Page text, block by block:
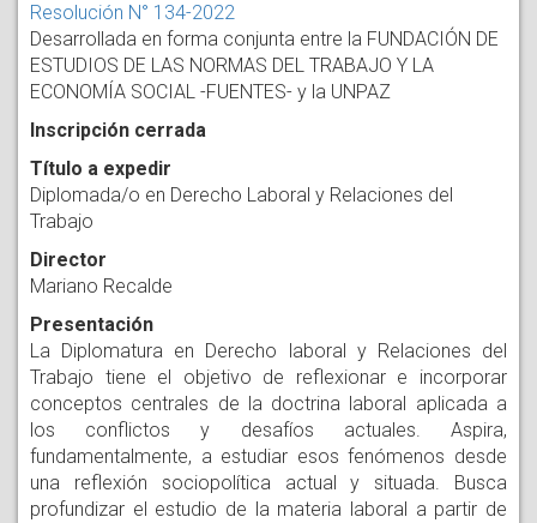
Resolución N° 134-2022
Desarrollada en forma conjunta entre la FUNDACIÓN DE
ESTUDIOS DE LAS NORMAS DEL TRABAJO Y LA
ECONOMÍA SOCIAL -FUENTES- y la UNPAZ
Inscripción cerrada
Título a expedir
Diplomada/o en Derecho Laboral y Relaciones del
Trabajo
Director
Mariano Recalde
Presentación
La Diplomatura en Derecho laboral y Relaciones del
Trabajo tiene el objetivo de reflexionar e incorporar
conceptos centrales de la doctrina laboral aplicada a
los conflictos y desafíos actuales. Aspira,
fundamentalmente, a estudiar esos fenómenos desde
una reflexión sociopolítica actual y situada. Busca
profundizar el estudio de la materia laboral a partir de